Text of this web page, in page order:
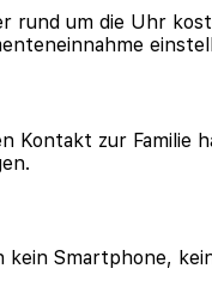
rund um die Uhr
Kontakt zur
Smartphone,